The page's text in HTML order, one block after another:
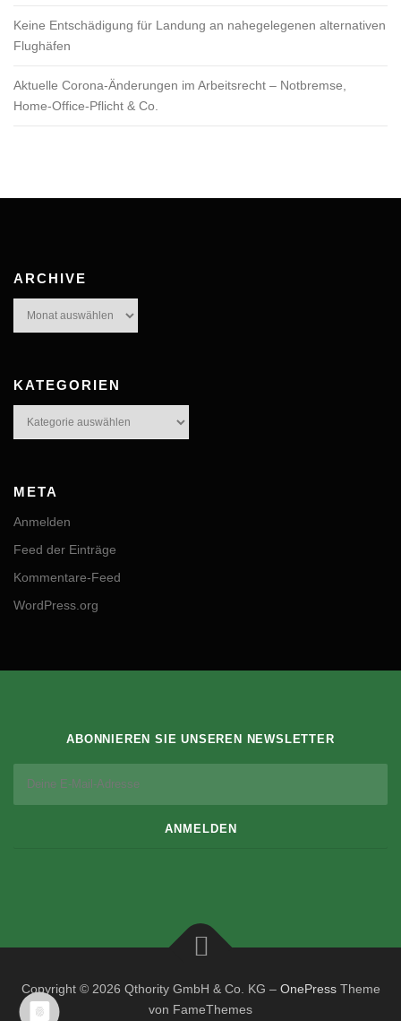
Keine Entschädigung für Landung an nahegelegenen alternativen
Flughäfen
Aktuelle Corona-Änderungen im Arbeitsrecht – Notbremse,
Home-Office-Pflicht & Co.
ARCHIVE
KATEGORIEN
META
Anmelden
Feed der Einträge
Kommentare-Feed
WordPress.org
ABONNIEREN SIE UNSEREN NEWSLETTER
Copyright © 2026 Qthority GmbH & Co. KG – OnePressTheme
von FameThemes